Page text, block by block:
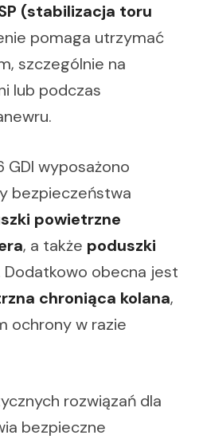
(stabilizacja toru
pomaga utrzymać
szczególnie na
lub podczas
GDI wyposażono
bezpieczeństwa
powietrzne
, a także poduszki
Dodatkowo obecna jest
chroniąca kolana,
ochrony w razie
rozwiązań dla
bezpieczne